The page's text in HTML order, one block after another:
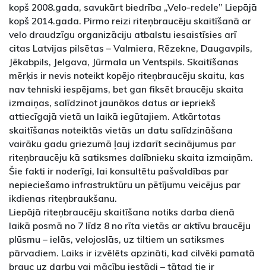
kopš 2008.gada, savukārt biedrība „Velo-redele” Liepājā
kopš 2014.gada. Pirmo reizi riteņbraucēju skaitīšanā ar
velo draudzīgu organizāciju atbalstu iesaistīsies arī
citas Latvijas pilsētas – Valmiera, Rēzekne, Daugavpils,
Jēkabpils, Jelgava, Jūrmala un Ventspils. Skaitīšanas
mērķis ir nevis noteikt kopējo riteņbraucēju skaitu, kas
nav tehniski iespējams, bet gan fiksēt braucēju skaita
izmaiņas, salīdzinot jaunākos datus ar iepriekš
attiecīgajā vietā un laikā iegūtajiem. Atkārtotas
skaitīšanas noteiktās vietās un datu salīdzināšana
vairāku gadu griezumā ļauj izdarīt secinājumus par
riteņbraucēju kā satiksmes dalībnieku skaita izmaiņām.
Šie fakti ir noderīgi, lai konsultētu pašvaldības par
nepieciešamo infrastruktūru un pētījumu veicējus par
ikdienas riteņbraukšanu.
Liepājā riteņbraucēju skaitīšana notiks darba dienā
laikā posmā no 7 līdz 8 no rīta vietās ar aktīvu braucēju
plūsmu – ielās, velojoslās, uz tiltiem un satiksmes
pārvadiem. Laiks ir izvēlēts apzināti, kad cilvēki pamatā
brauc uz darbu vai mācību iestādi – tātad tie ir